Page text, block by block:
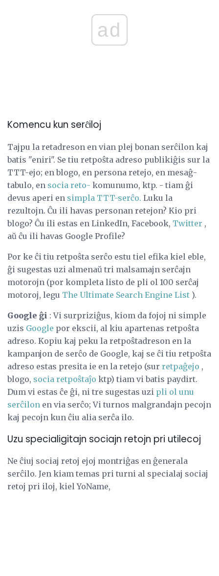
ad
Komencu kun serĉiloj
Tajpu la retadreson en vian plej bonan serĉilon kaj
batis "eniri". Se tiu retpoŝta adreso publikiĝis sur la
TTT-ejo; en blogo, en persona retejo, en mesaĝ-
tabulo, en socia reto- komunumo, ktp. - tiam ĝi
devus aperi en simpla TTT-serĉo. Luku la
rezultojn. Ĉu ili havas personan retejon? Kio pri
blogo? Ĉu ili estas en LinkedIn, Facebook, Twitter ,
aŭ ĉu ili havas Google Profile?
Por ke ĉi tiu retpoŝta serĉo estu tiel efika kiel eble,
ĝi sugestas uzi almenaŭ tri malsamajn serĉajn
motorojn (por kompleta listo de pli ol 100 serĉaj
motoroj, legu The Ultimate Search Engine List ).
Google ĝi : Vi surpriziĝus, kiom da fojoj ni simple
uzis Google por ekscii, al kiu apartenas retpoŝta
adreso. Kopiu kaj peku la retpoŝtadreson en la
kampanjon de serĉo de Google, kaj se ĉi tiu retpoŝta
adreso estas presita ie en la retejo (sur retpaĝejo ,
blogo, socia retpoŝtaĵo ktp) tiam vi batis paydirt.
Dum vi estas ĉe ĝi, ni tre sugestas uzi pli ol unu
serĉilon en via serĉo; Vi turnos malgrandajn pecojn
kaj pecojn kun ĉiu alia serĉa ilo.
Uzu specialigitajn sociajn retojn pri utilecoj
Ne ĉiuj sociaj retoj ejoj montriĝas en ĝenerala
serĉilo. Jen kiam temas pri turni al specialaj sociaj
retoj pri iloj, kiel YoName,